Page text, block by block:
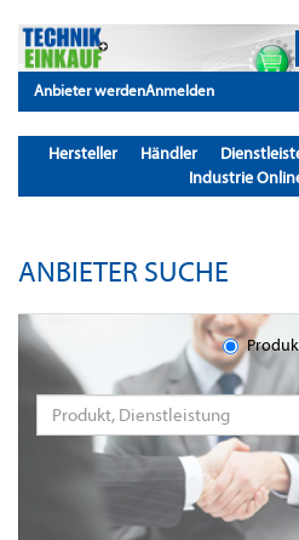
Anbieter werdenAnmelden
Hersteller Händler
Industrie
ANBIETER SUCHE